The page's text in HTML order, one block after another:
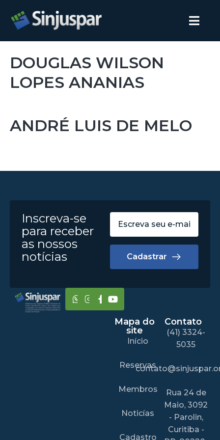
DOUGLAS WILSON
LOPES ANANIAS
ANDRÉ LUIS DE MELO
Inscreva-se
para receber
as nossos
notícias
Cadastrar
Mapa do
site
Início
Reservas
Membros
Noticías
Cadastro
Contato
(41) 3324-
5035
Rua 24 de
Maio, 3092
- Parolin,
Curitiba -